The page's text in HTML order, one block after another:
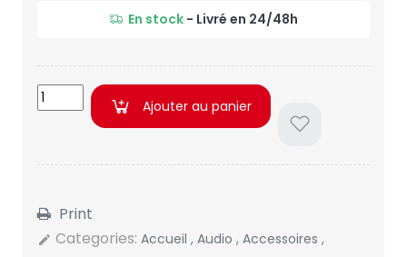
En stock - Livré en 24/48h
Ajouter au panier
Print
edit Categories: Accueil , Audio , Accessoires ,